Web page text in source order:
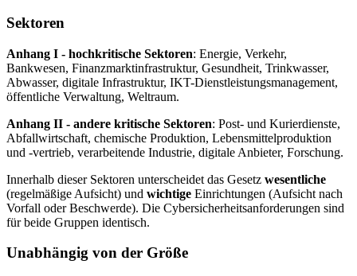
Sektoren
Anhang I - hochkritische Sektoren: Energie, Verkehr,
Bankwesen, Finanzmarktinfrastruktur, Gesundheit, Trinkwasser,
Abwasser, digitale Infrastruktur, IKT-Dienstleistungsmanagement,
öffentliche Verwaltung, Weltraum.
Anhang II - andere kritische Sektoren: Post- und Kurierdienste,
Abfallwirtschaft, chemische Produktion, Lebensmittelproduktion
und -vertrieb, verarbeitende Industrie, digitale Anbieter, Forschung.
Innerhalb dieser Sektoren unterscheidet das Gesetz wesentliche
(regelmäßige Aufsicht) und wichtige Einrichtungen (Aufsicht nach
Vorfall oder Beschwerde). Die Cybersicherheitsanforderungen sind
für beide Gruppen identisch.
Unabhängig von der Größe